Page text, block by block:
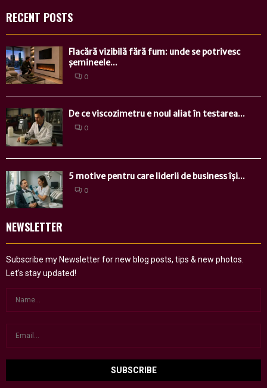
RECENT POSTS
Flacără vizibilă fără fum: unde se potrivesc
șemineele...
0
De ce viscozimetru e noul aliat în testarea...
0
5 motive pentru care liderii de business își...
0
NEWSLETTER
Subscribe my Newsletter for new blog posts, tips & new photos.
Let's stay updated!